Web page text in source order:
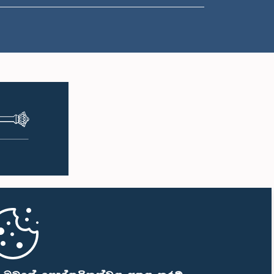
ප.ව. 2:05 - ප.ව. 2:29